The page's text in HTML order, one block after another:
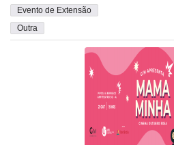
Evento de Extensão
Outra